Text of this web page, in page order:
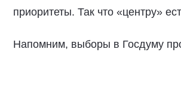
приоритеты. Так что «центру»
Напомним, выборы в Госдуму